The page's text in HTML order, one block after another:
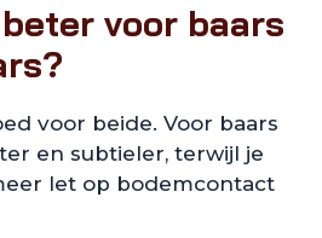
voor baars
voor beide. Voor baars
en subtieler, terwijl je
let op bodemcontact